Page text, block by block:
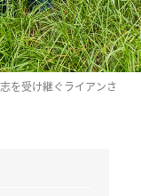
を受け継ぐライアンさ